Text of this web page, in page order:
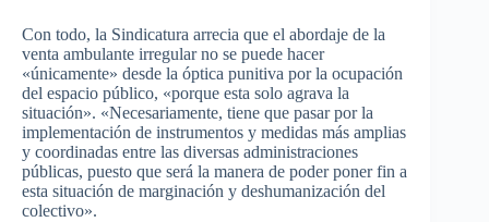
Con todo, la Sindicatura arrecia que el abordaje de la
venta ambulante irregular no se puede hacer
«únicamente» desde la óptica punitiva por la ocupación
del espacio público, «porque esta solo agrava la
situación». «Necesariamente, tiene que pasar por la
implementación de instrumentos y medidas más amplias
y coordinadas entre las diversas administraciones
públicas, puesto que será la manera de poder poner fin a
esta situación de marginación y deshumanización del
colectivo».